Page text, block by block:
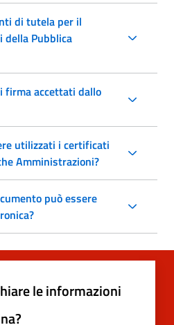
di tutela per il
Pubblica
firma accettati dallo
utilizzati i certificati
Amministrazioni?
può essere
le informazioni